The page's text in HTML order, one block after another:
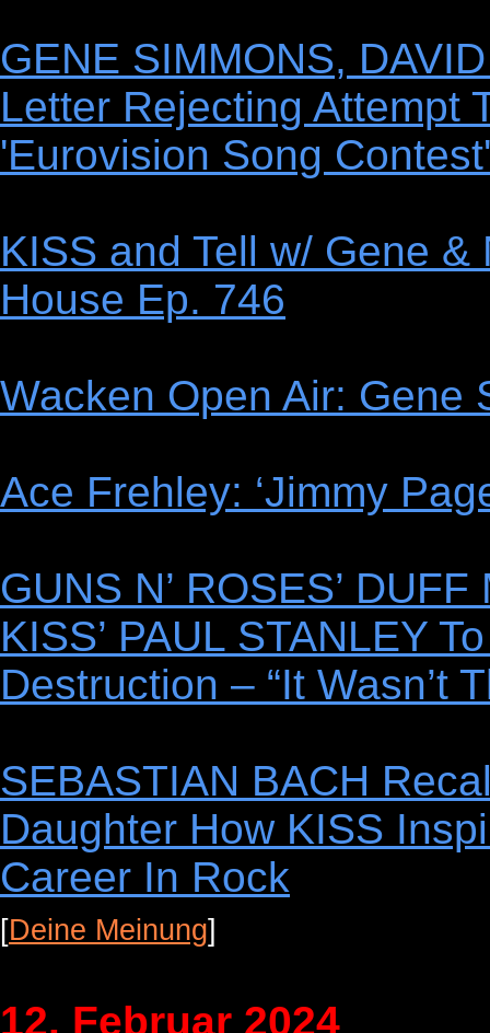
GENE SIMMONS,
Letter Rejecting Attempt
'Eurovision Song Contest'
KISS and Tell w/ Gene
House Ep. 746
Wacken Open Air: Gene
Ace Frehley: ‘Jimmy
GUNS N’ ROSES’
KISS’ PAUL STANLEY
Destruction – “It Wasn’t
SEBASTIAN BACH
Daughter How KISS
Career In Rock
[Deine Meinung]
12. Februar 2024